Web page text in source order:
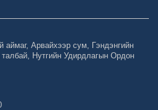
аймаг, Арвайхээр сум, Гэндэнгийн
Нутгийн Удирдлагын Ордон